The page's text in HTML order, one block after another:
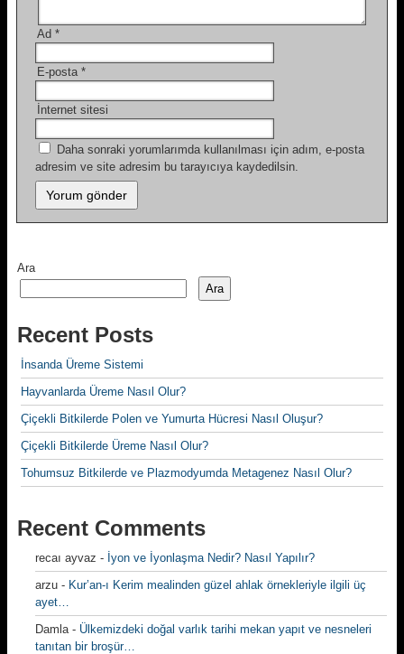
Ad *
E-posta *
İnternet sitesi
Daha sonraki yorumlarımda kullanılması için adım, e-posta
adresim ve site adresim bu tarayıcıya kaydedilsin.
Ara
Ara
Recent Posts
İnsanda Üreme Sistemi
Hayvanlarda Üreme Nasıl Olur?
Çiçekli Bitkilerde Polen ve Yumurta Hücresi Nasıl Oluşur?
Çiçekli Bitkilerde Üreme Nasıl Olur?
Tohumsuz Bitkilerde ve Plazmodyumda Metagenez Nasıl Olur?
Recent Comments
recaı ayvaz - İyon ve İyonlaşma Nedir? Nasıl Yapılır?
arzu - Kur’an-ı Kerim mealinden güzel ahlak örnekleriyle ilgili üç
ayet…
Damla- Ülkemizdeki doğal varlık tarihi mekan yapıt ve nesneleri
tanıtan bir broşür…